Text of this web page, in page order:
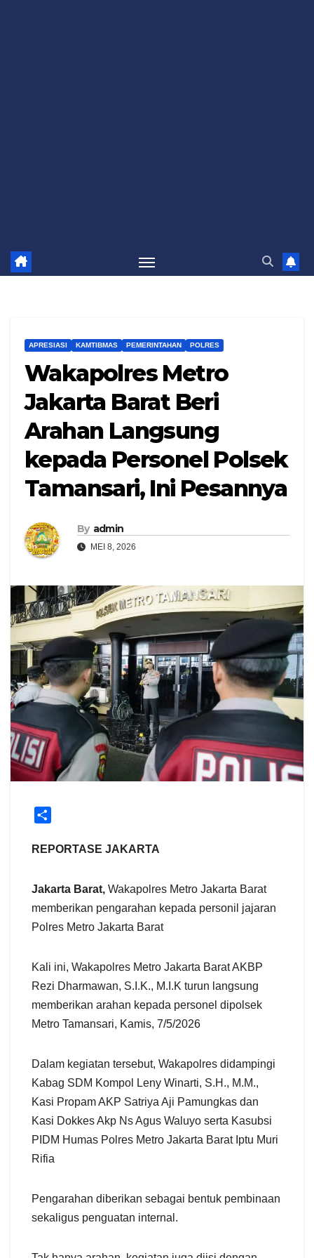
APRESIASI KAMTIBMAS PEMERINTAHAN POLRES
Wakapolres Metro
Jakarta Barat Beri
Arahan Langsung
kepada Personel Polsek
Tamansari, Ini Pesannya
By admin
MEI 8, 2026
a
REPORTASE JAKARTA
Jakarta Barat, Wakapolres Metro Jakarta Barat
memberikan pengarahan kepada personil jajaran
Polres Metro Jakarta Barat
Kali ini, Wakapolres Metro Jakarta Barat AKBP
Rezi Dharmawan, S.I.K., M.I.K turun langsung
memberikan arahan kepada personel dipolsek
Metro Tamansari, Kamis, 7/5/2026
Dalam kegiatan tersebut, Wakapolres didampingi
Kabag SDM Kompol Leny Winarti, S.H., M.M.,
Kasi Propam AKP Satriya Aji Pamungkas dan
Kasi Dokkes Akp Ns Agus Waluyo serta Kasubsi
PIDM Humas Polres Metro Jakarta Barat Iptu Muri
Rifia
Pengarahan diberikan sebagai bentuk pembinaan
sekaligus penguatan internal.